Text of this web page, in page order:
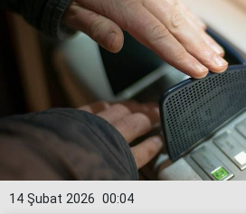
00:04
14 Şubat 2026